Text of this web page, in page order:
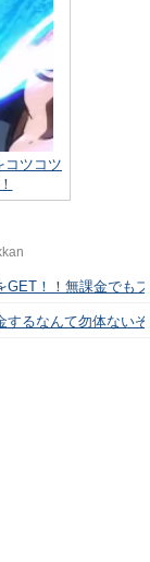
コツコツ
GET！！無課金でも
するなんて勿体ない